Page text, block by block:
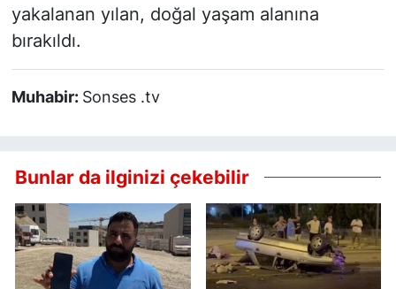
yakalanan yılan, doğal yaşam alanına
bırakıldı.
Muhabir: Sonses .tv
Bunlar da ilginizi çekebilir